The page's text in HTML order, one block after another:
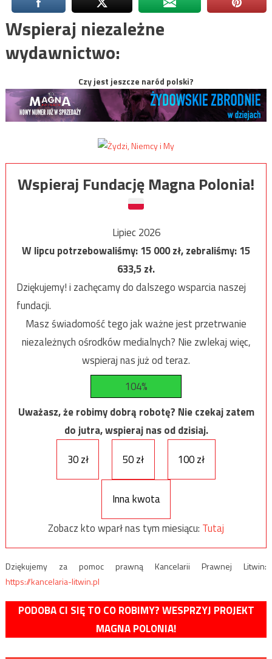
Wspieraj niezależne
wydawnictwo:
Czy jest jeszcze naród polski?
Wspieraj Fundację Magna Polonia!
Lipiec 2026
W lipcu potrzebowaliśmy:15 000zł, zebraliśmy:15
633,5zł.
Dziękujemy! i zachęcamy do dalszego wsparcia naszej
fundacji.
Masz świadomość tego jak ważne jest przetrwanie
niezależnych ośrodków medialnych? Nie zwlekaj więc,
wspieraj nas już od teraz.
104%
Uważasz, że robimy dobrą robotę? Nie czekaj zatem
do jutra, wspieraj nas od dzisiaj.
30 zł
50 zł 100 zł
Inna kwota
Zobacz kto wparł nas tym miesiącu: Tutaj
Dziękujemy za pomoc prawną Kancelarii Prawnej Litwin:
https://kancelaria-litwin.pl
PODOBA CI SIĘ TO CO ROBIMY? WESPRZYJ PROJEKT
MAGNA POLONIA!